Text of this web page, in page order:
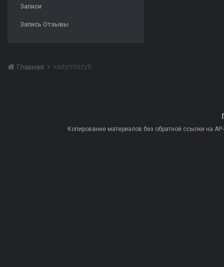
Записи
Запись Отзывы
Главная vadymlazy8
Копирование материалов без обратной ссылки на